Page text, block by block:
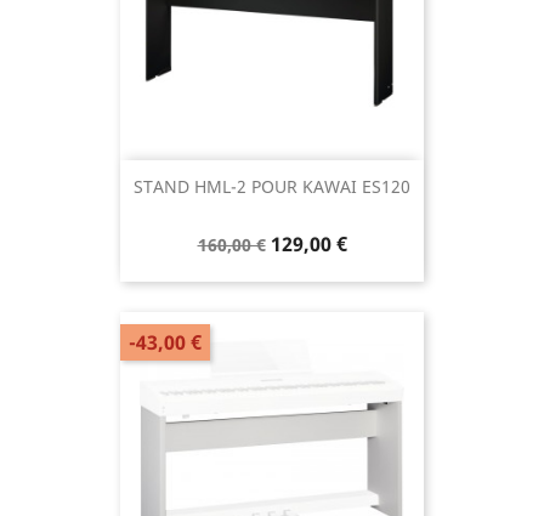
STAND HML-2 POUR KAWAI ES120
160,00 € 129,00 €
-43,00 €